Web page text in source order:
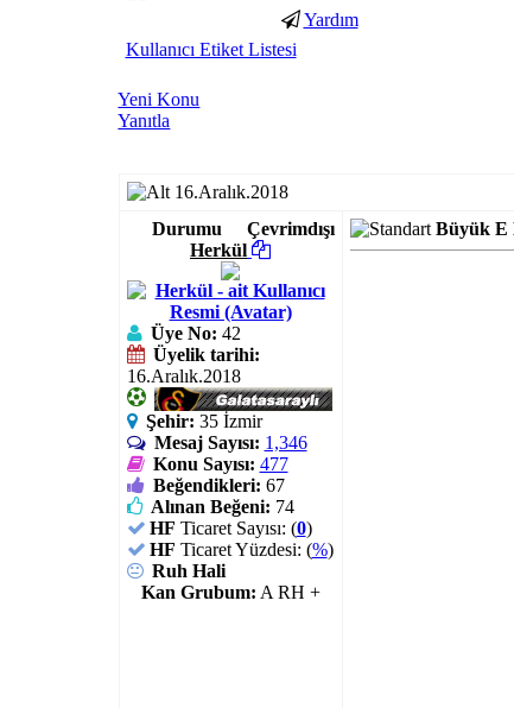
Yardım
porno
izle
escort
gaziantep
youtube
abone
Kullanıcı Etiket Listesi
Yeni Konu
Yanıtla
16.Aralık.2018
Durumu
Çevrimdışı
Herkül
Üye No: 42
Üyelik tarihi:
16.Aralık.2018
Şehir: 35 İzmir
Mesaj Sayısı: 1,346
Konu Sayısı: 477
Beğendikleri: 67
Alınan Beğeni: 74
HF Ticaret Sayısı: (0)
HF Ticaret Yüzdesi: (%)
Ruh Hali
Kan Grubum: A RH +
Büyük E